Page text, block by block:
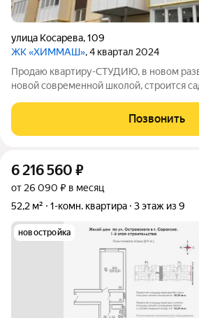
улица Косарева,109
ЖК «ХИММАШ», 4 квартал 2024
Продаю квартиру-СТУДИЮ, в новом
новой современной школой, строится
ламинат, натяжной потолок, железная
совмещенный, в идеальном состоянии,
Позвонить
6 216 560 ₽
от 26 090 ₽ в месяц
52,2 м²
1-комн. квартира 3 этаж из 9
новостройка